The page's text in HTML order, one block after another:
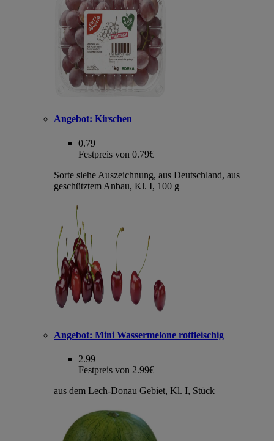
Angebot: Kirschen
0.79
Festpreis von 0.79€
Sorte siehe Auszeichnung, aus Deutschland, aus
geschütztem Anbau, Kl. I, 100 g
Angebot: Mini Wassermelone rotfleischig
2.99
Festpreis von 2.99€
aus dem Lech-Donau Gebiet, Kl. I, Stück